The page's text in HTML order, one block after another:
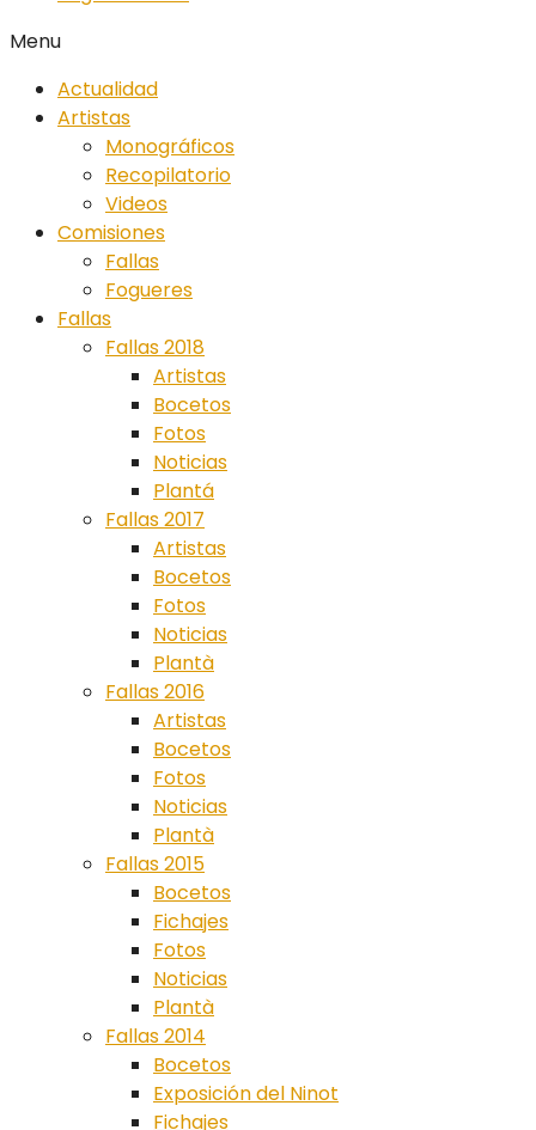
Menu
Actualidad
Artistas
Monográficos
Recopilatorio
Videos
Comisiones
Fallas
Fogueres
Fallas
Fallas 2018
Artistas
Bocetos
Fotos
Noticias
Plantá
Fallas 2017
Artistas
Bocetos
Fotos
Noticias
Plantà
Fallas 2016
Artistas
Bocetos
Fotos
Noticias
Plantà
Fallas 2015
Bocetos
Fichajes
Fotos
Noticias
Plantà
Fallas 2014
Bocetos
Exposición del Ninot
Fichajes